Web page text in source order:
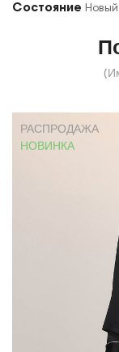
Состояние
РАСПРОДАЖА
НОВИНКА